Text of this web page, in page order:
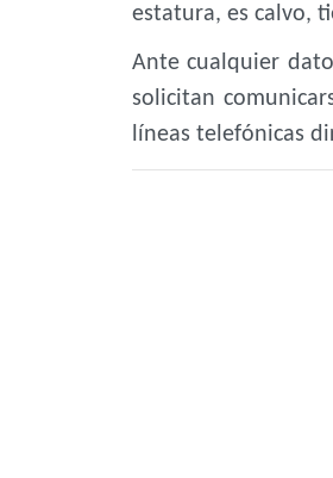
estatura, es calvo,
Ante cualquier
solicitan
líneas telefónicas